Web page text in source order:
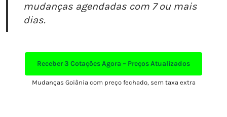
mudanças agendadas com 7 ou mais
dias.
Receber3 Cotações Agora – Preços Atualizados
Mudanças Goiânia com preço fechado, sem taxa extra